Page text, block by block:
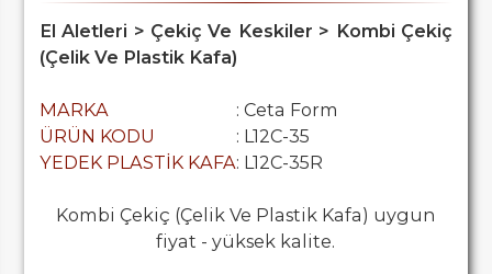
El Aletleri > Çekiç Ve Keskiler > Kombi Çekiç
(Çelik Ve Plastik Kafa)
MARKA
: Ceta Form
ÜRÜN KODU
: L12C-35
YEDEK PLASTİK KAFA: L12C-35R
Kombi Çekiç (Çelik Ve Plastik Kafa) uygun
fiyat - yüksek kalite.